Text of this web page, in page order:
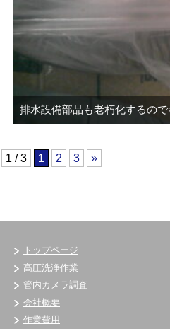
排水設備部品も老朽化するの
1 / 3 1 2 3 »
トップページ
高圧洗浄作業
管内カメラ調査
会社概要
作業費用